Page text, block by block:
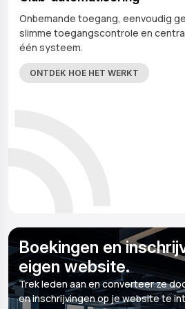
Onbemande toegang, eenvoudig
slimme toegangscontrole en
één systeem.
ONTDEK HOE HET WERKT
Boekingen en
eigen website.
Trek leden aan en converteer ze
en inschrijvingen op je website te